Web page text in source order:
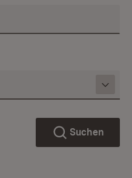
Suchen